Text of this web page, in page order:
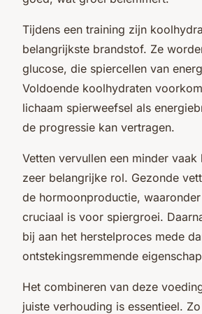
Tijdens een training zijn
belangrijkste brandstof. Ze
glucose, die spiercellen van
Voldoende koolhydraten
lichaam spierweefsel als
de progressie kan vertragen.
Vetten vervullen een minder
zeer belangrijke rol. Gezonde
de hormoonproductie,
cruciaal is voor spiergroei.
bij aan het herstelproces mede
ontstekingsremmende
Het combineren van deze
juiste verhouding is essentieel.